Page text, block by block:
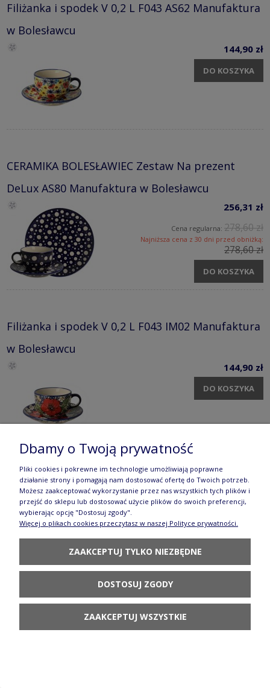
Filiżanka i spodek V 0,2 L F043 AS62 Manufaktura
w Bolesławcu
144,90 zł
DO KOSZYKA
CERAMIKA BOLESŁAWIEC Zestaw Na prezent
DeLux AS80 Manufaktura w Bolesławcu
256,31 zł
Cena regularna: 278,60 zł
Najniższa cena z 30 dni przed obniżką:
278,60 zł
DO KOSZYKA
Filiżanka i spodek V 0,2 L F043 IM02 Manufaktura
w Bolesławcu
144,90 zł
DO KOSZYKA
Talerz deserowy Ø 18 cm T131 GM13
Manufaktura w Bolesławcu
69,90 zł
Dbamy o Twoją prywatność
Pliki cookies i pokrewne im technologie umożliwiają poprawne
działanie strony i pomagają nam dostosować ofertę do Twoich potrzeb.
Możesz zaakceptować wykorzystanie przez nas wszystkich tych plików i
przejść do sklepu lub dostosować użycie plików do swoich preferencji,
wybierając opcję "Dostosuj zgody".
Więcej o plikach cookies przeczytasz w naszej Polityce prywatności.
ZAAKCEPTUJ TYLKO NIEZBĘDNE
DOSTOSUJ ZGODY
ZAAKCEPTUJ WSZYSTKIE